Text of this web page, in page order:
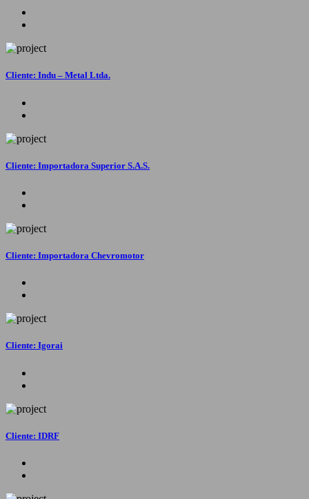
Cliente: Indu – Metal Ltda.
Cliente: Importadora Superior S.A.S.
Cliente: Importadora Chevromotor
Cliente: Igorai
Cliente: IDRF